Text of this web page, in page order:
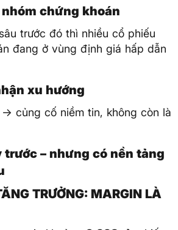
chứng khoán
trước đó thì nhiều cổ phiếu
đang ở vùng định giá hấp dẫn
xu hướng
củng cố niềm tin, không còn là
trước – nhưng có nền tảng
TRƯỞNG: MARGIN LÀ